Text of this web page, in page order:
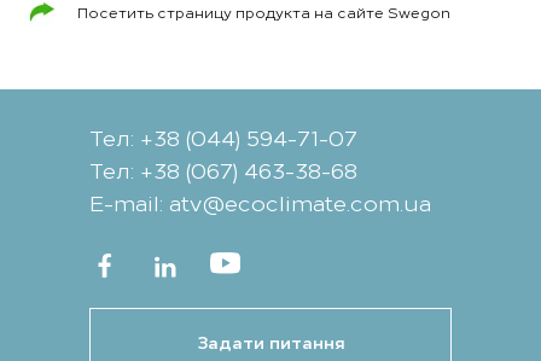
Посетить страницу продукта на сайте Swegon
Тел: +38 (044) 594-71-07
Тел: +38 (067) 463-38-68
Е-mail: atv@ecoclimate.com.ua
Задати питання